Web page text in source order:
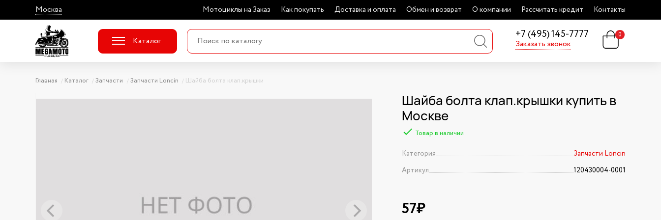
Москва Мотоциклы на Заказ Как покупать Доставка и оплата Обмен и возврат О компании Рассчитать кредит Контакты
+7 (495) 145-7777
Заказать звонок
Каталог
0
Главная Каталог Запчасти Запчасти Loncin Шайба болта клап.крышки
Шайба болта клап.крышки купить в
Москве
Товар в наличии
Категория
Запчасти Loncin
Артикул
120430004-0001
57₽